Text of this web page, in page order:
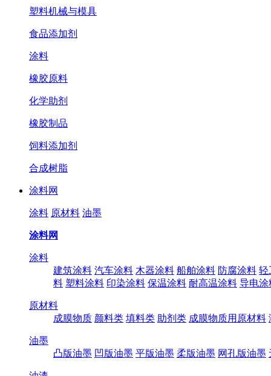
塑料机械与模具
食品添加剂
涂料
橡胶原料
化学助剂
橡胶制品
饲料添加剂
合成树脂
涂料网
涂料 原材料 油墨
涂料网
涂料
建筑涂料 汽车涂料 木器涂料 船舶涂料 防腐涂料 轻
料 塑料涂料 印染涂料 保温涂料 耐高温涂料 导电涂
原材料
成膜物质 颜料类 填料类 助剂类 成膜物质用原材料
油墨
凸版油墨 凹版油墨 平版油墨 柔版油墨 网孔版油墨